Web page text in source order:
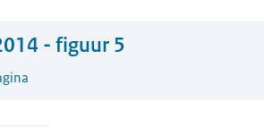
- figuur 5